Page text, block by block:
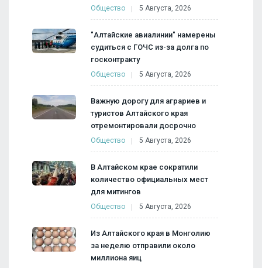
Общество 5 Августа, 2026
"Алтайские авиалинии" намерены
судиться с ГОЧС из-за долга по
госконтракту
Общество 5 Августа, 2026
Важную дорогу для аграриев и
туристов Алтайского края
отремонтировали досрочно
Общество 5 Августа, 2026
В Алтайском крае сократили
количество официальных мест
для митингов
Общество 5 Августа, 2026
Из Алтайского края в Монголию
за неделю отправили около
миллиона яиц